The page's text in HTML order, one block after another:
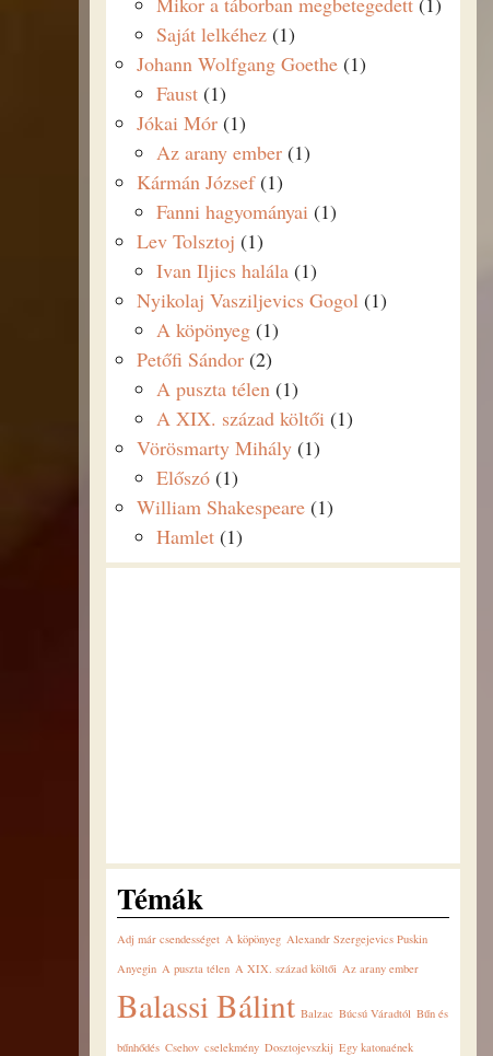
Saját lelkéhez (1)
Johann Wolfgang Goethe (1)
Faust (1)
Jókai Mór (1)
Az arany ember (1)
Kármán József(1)
Fanni hagyományai (1)
Lev Tolsztoj (1)
Ivan Iljics halála (1)
Nyikolaj Vasziljevics Gogol (1)
A köpönyeg (1)
Petőfi Sándor (2)
A puszta télen (1)
A XIX. század költői (1)
Vörösmarty Mihály (1)
Előszó (1)
William Shakespeare (1)
Hamlet (1)
Témák
Adj már csendességet A köpönyeg Alexandr Szergejevics Puskin
Anyegin A puszta télen A XIX. század költői Az arany ember
Balassi Bálint Balzac Búcsú Váradtól Bűn és
bűnhődés Csehov cselekmény Dosztojevszkij Egy katonaének